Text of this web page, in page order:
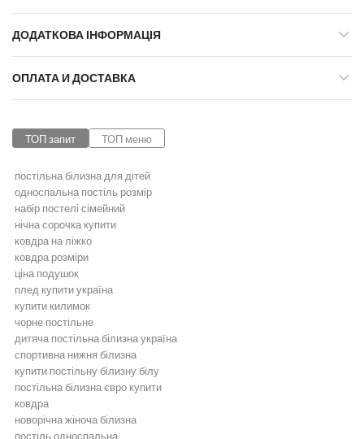
ДОДАТКОВА ІНФОРМАЦІЯ
ОПЛАТА И ДОСТАВКА
ТОП запит ТОП меню
постільна білизна для дітей
односпальна постіль розмір
набір постелі сімейний
нічна сорочка купити
ковдра на ліжко
ковдра розміри
ціна подушок
плед купити україна
купити килимок
чорне постільне
дитяча постільна білизна україна
спортивна нижня білизна
купити постільну білизну білу
постільна білизна євро купити
ковдра
новорічна жіноча білизна
постіль односпальна